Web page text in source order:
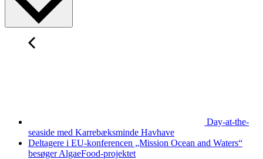
Day-at-the-
seaside med Karrebæksminde Havhave
Deltagere i EU-konferencen „Mission Ocean and Waters“
besøger AlgaeFood-projektet